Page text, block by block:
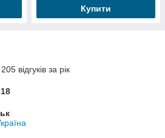
Купити
відгуків за рік